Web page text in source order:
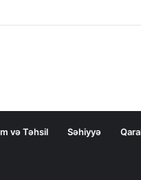
etdi
və Təhsil Səhiyyə